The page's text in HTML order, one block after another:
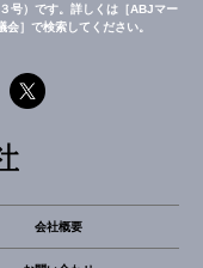
号）です。詳しくは［ABJマー
］で検索してください。
会社概要